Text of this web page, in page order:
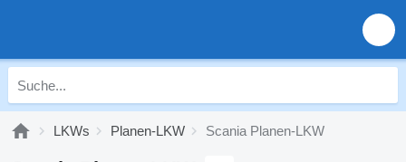
LKWs Planen-LKW Scania Planen-LKW